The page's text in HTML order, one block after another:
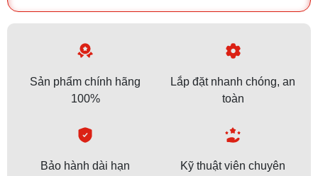
Sản phẩm chính hãng
100%
Lắp đặt nhanh chóng, an
toàn
Bảo hành dài hạn
Kỹ thuật viên chuyên